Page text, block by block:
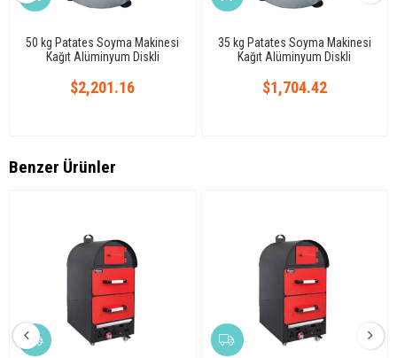
50 kg Patates Soyma Makinesi
Kağıt Alüminyum Diskli
$2,201.16
35 kg Patates Soyma Makinesi
Kağıt Alüminyum Diskli
$1,704.42
Benzer Ürünler